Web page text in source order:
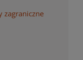
zagraniczne